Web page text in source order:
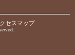
クセスマップ